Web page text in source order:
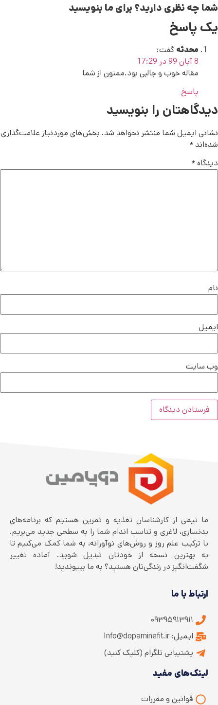
شما چه نظری دارید؟ برای ما بنویسید
یک پاسخ
محدثه گفت:
8 آبان 99 در 17:29
مقاله خوب و جالبی بود.ممنون از شما
پاسخ
دیدگاهتان را بنویسید
نشانی ایمیل شما منتشر نخواهد شد. بخش‌های موردنیاز علامت‌گذاری
شده‌اند*
دیدگاه*
نام
ایمیل
وب‌ سایت
ما تیمی از کارشناسان تغذیه و تمرین هستیم که برنامه‌های
بدنسازی، لاغری و تناسب اندام شما را به سطحی جدید می‌بریم.
با ترکیب علم روز و روش‌های نوآورانه، به شما کمک می‌کنیم تا
به بهترین نسخه از خودتان تبدیل شوید. آماده تغییر
شگفت‌انگیز در زندگی‌تان هستید؟ به ما بپیوندید!
ارتباط با ما
۰۹۳۹۵۹۱۳۹۱۱
ایمیل: Info@dopaminefit.ir
پشتیبانی تلگرام (کلیک کنید)
لینک‌های مفید
قوانین و مقررات